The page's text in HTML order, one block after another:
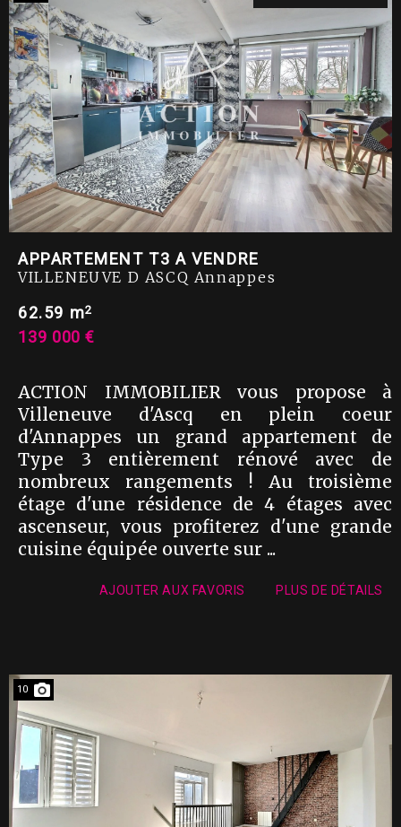
APPARTEMENT T3 A VENDRE
VILLENEUVE D ASCQ Annappes
62.59 m2
139 000 €
ACTION IMMOBILIER vous propose à
Villeneuve d'Ascq en plein coeur
d'Annappes un grand appartement de
Type 3 entièrement rénové avec de
nombreux rangements ! Au troisième
étage d'une résidence de 4 étages avec
ascenseur, vous profiterez d'une grande
cuisine équipée ouverte sur ...
AJOUTER AUX FAVORIS PLUS DE DÉTAILS
10